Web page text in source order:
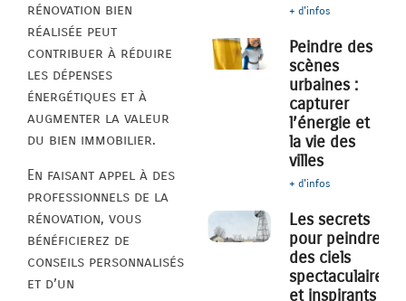
rénovation bien
réalisée peut
contribuer à réduire
les dépenses
énergétiques et à
augmenter la valeur
du bien immobilier.
En faisant appel à des
professionnels de la
rénovation, vous
bénéficierez de
conseils personnalisés
et d’un
+ d'infos
Peindre des
scènes
urbaines :
capturer
l’énergie et
la vie des
villes
+ d'infos
Les secrets
pour peindre
des ciels
spectaculaires
et inspirants